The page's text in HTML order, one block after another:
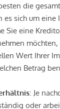
die
es sich um
Sie eine
Wert Ihrer
Betrag
: Je
oder